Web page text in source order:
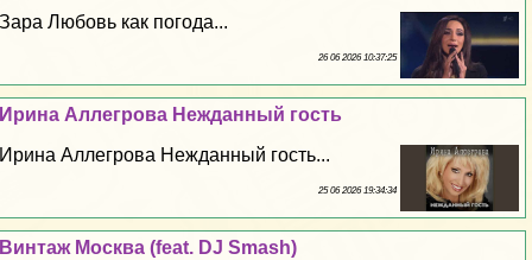
Зара Любовь как погода...
26 06 2026 10:37:25
Ирина Аллегрова Нежданный гость
Ирина Аллегрова Нежданный гость...
25 06 2026 19:34:34
Винтаж Москва (feat. DJ Smash)